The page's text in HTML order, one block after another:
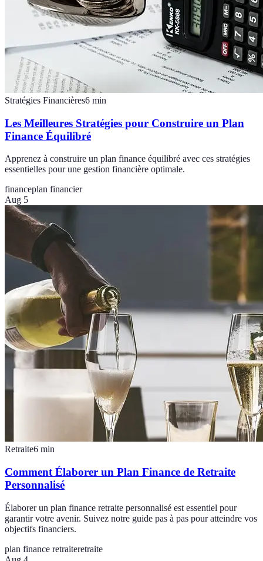
Stratégies Financières6 min
Les Meilleures Stratégies pour Construire un Plan
Finance Équilibré
Apprenez à construire un plan finance équilibré avec ces stratégies
essentielles pour une gestion financière optimale.
financeplan financier
Aug 5
Retraite6 min
Comment Élaborer un Plan Finance de Retraite
Personnalisé
Élaborer un plan finance retraite personnalisé est essentiel pour
garantir votre avenir. Suivez notre guide pas à pas pour atteindre vos
objectifs financiers.
plan finance retraiteretraite